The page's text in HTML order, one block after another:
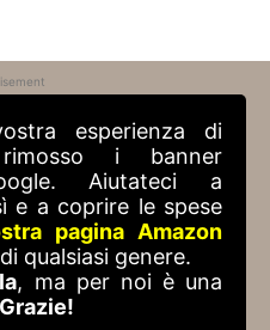
esperienza di
i banner
Aiutateci a
e a coprire le spese
pagina Amazon
qualsiasi genere.
, ma per noi è una
Grazie!